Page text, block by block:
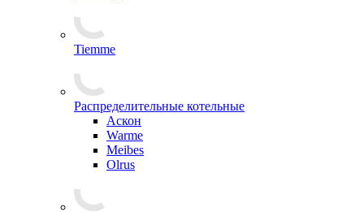
Tiemme
Распределительные котельные
Аскон
Warme
Meibes
Olrus